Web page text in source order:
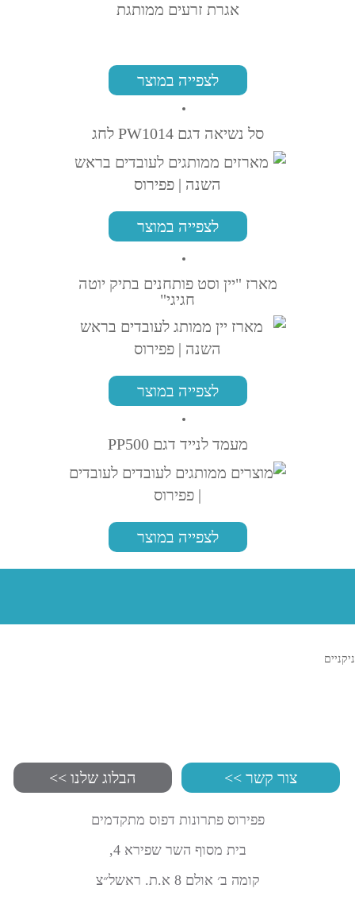
אגרת זרעים ממותגת
לצפייה במוצר
סל נשיאה דגם PW1014 לחג
לצפייה במוצר
מארז "יין וסט פותחנים בתיק יוטה
חגיגי"
לצפייה במוצר
מעמד לנייד דגם PP500
לצפייה במוצר
ניקניים
צור קשר >> הבלוג שלנו >>
פפירוס פתרונות דפוס מתקדמים
בית מסוף השר שפירא 4,
קומה ב׳ אולם 8 א.ת. ראשל״צ